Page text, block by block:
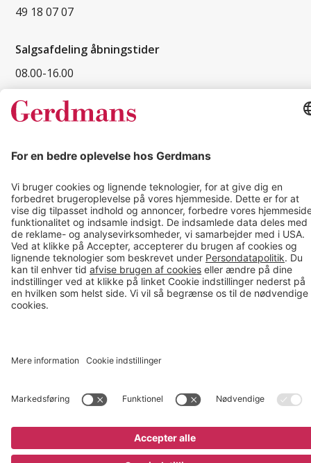
3.145 kr
49 18 07 07
Salgsafdeling åbningstider
08.00-16.00
momsEn virksomhed i TAKKT-gruppen